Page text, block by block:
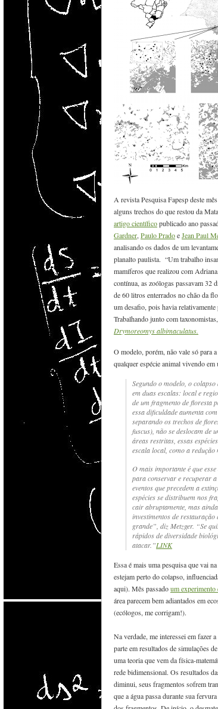
A revista Pesquisa Fapesp deste
alguns trechos do que restou da
artigo científicopublicado ano
Gardner, Paulo PradoeJean Paul
analisando os dados de um
planalto paulista. “Um trabalho
mamíferos que realizou com
contínua, as zoólogas passavam 32
de 60 litros enterrados no chão da
um desafio, pois havia
Trabalhando junto com
Drymoreomys albimaculatus.
O modelo, porém, nãovale só para
qualquer espécie animal vivendo
Segundo o modelo, o
em duas escalas: local e
de um fragmento de floresta
essa dificuldade aumenta
separando os trechos de
fuscus), não se deslocam de
áreas restritas, essas
escala local, como a
O mais importante é que
para conservar e recuperar a
eventos que precedem a
espécies se distribuem nos
cair abruptamente, mas
investimentos de
grande”, diz Metzger. “Se
rápidos de diversidade
atacar.”LINK
Essa é mais uma pesquisa que vai
estejam perto do colapso,
aqui). Mês passadoum
área parecem bem adiantados em
(ecólogos, me corrigam!).
Na verdade, me interessei em fazer
parte em resultados de simulações
uma teoria que vem da física-
rede bidimensional. Os resultados
diminui, seus fragmentos sofrem
que a água passa durante sua